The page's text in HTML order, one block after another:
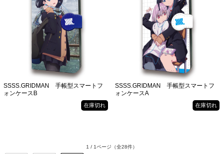
SSSS.GRIDMAN 手帳型スマートフ
ォンケースB
在庫切れ
SSSS.GRIDMAN 手帳型スマートフ
ォンケースA
在庫切れ
1 / 1ページ （全28件）